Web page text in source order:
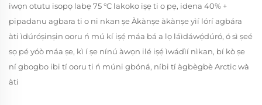
iwọn otutu isopọ labẹ 75 °C lakoko iṣẹ ti o pẹ, idena 40% +
pipadanu agbara ti o ni nkan ṣe Àkànṣe àkànṣe yìí lórí agbára
àti ìdúróṣinṣin ooru ń mú kí iṣẹ́ máa bá a lọ láìdáwọ́dúró, ó sì ṣeé
sọ pé yóò máa ṣe, kì í ṣe nínú àwọn ilé iṣẹ́ ìwádìí nìkan, bí kò ṣe
ní gbogbo ibi tí ooru ti ń múni gbóná, níbi tí àgbègbè Arctic wà
àti